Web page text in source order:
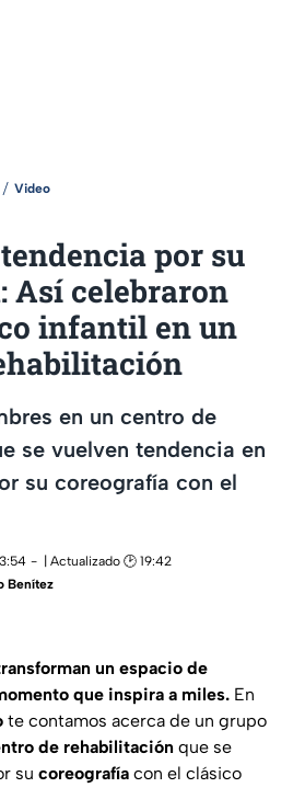
Video
por su
Así celebraron
infantil en un
en un centro de
se vuelven tendencia en
su coreografía con el
| Actualizado 🕑 19:42
Benítez
un espacio de
que inspira a miles. En
te contamos acerca de un grupo
de rehabilitación que se
su coreografía con el clásico